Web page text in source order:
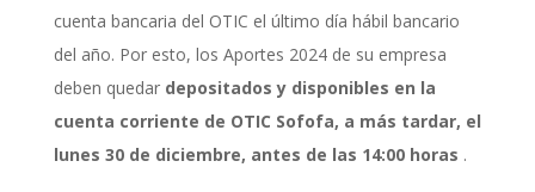
cuenta bancaria del OTIC el último día hábil bancario
del año. Por esto, los Aportes 2024 de su empresa
deben quedar depositados y disponibles en la
cuenta corriente de OTIC Sofofa, a más tardar, el
lunes 30 de diciembre, antes de las 14:00 horas .